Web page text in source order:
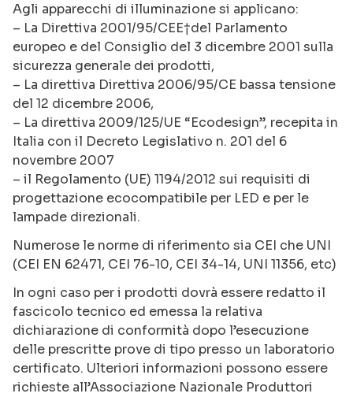
Agli apparecchi di illuminazione si applicano:
– La Direttiva 2001/95/CEE†del Parlamento
europeo e del Consiglio del 3 dicembre 2001 sulla
sicurezza generale dei prodotti,
– La direttiva Direttiva 2006/95/CE bassa tensione
del 12 dicembre 2006,
– La direttiva 2009/125/UE “Ecodesign”, recepita in
Italia con il Decreto Legislativo n. 201 del 6
novembre 2007
– il Regolamento (UE) 1194/2012 sui requisiti di
progettazione ecocompatibile per LED e per le
lampade direzionali.
Numerose le norme di riferimento sia CEI che UNI
(CEI EN 62471, CEI 76-10, CEI 34-14, UNI 11356, etc)
In ogni caso per i prodotti dovrà essere redatto il
fascicolo tecnico ed emessa la relativa
dichiarazione di conformità dopo l’esecuzione
delle prescritte prove di tipo presso un laboratorio
certificato. Ulteriori informazioni possono essere
richieste all’Associazione Nazionale Produttori